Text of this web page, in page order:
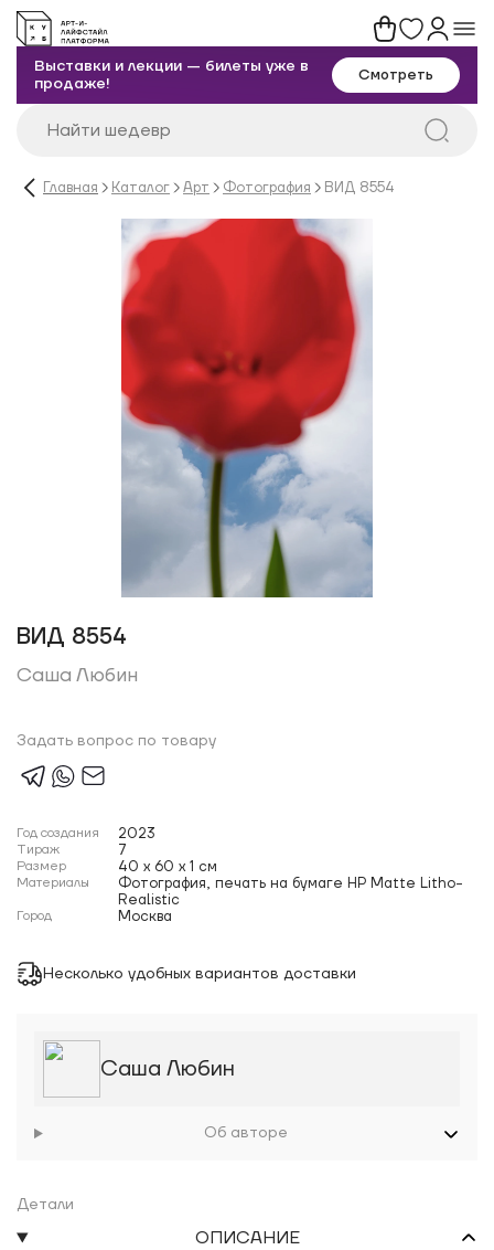
Выставки и лекции — билеты уже в
продаже!
Смотреть
Главная Каталог Арт Фотография ВИД 8554
ВИД 8554
Саша Любин
Задать вопрос по товару
Год создания 2023
Тираж 7
Размер 40 x 60 x 1 см
Материалы
Фотография, печать на бумаге HP Matte Litho-
Realistic
Город Москва
Несколько удобных вариантов доставки
Саша Любин
Об авторе
Детали
ОПИСАНИЕ